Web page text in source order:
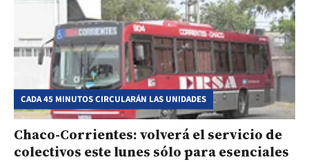
CADA 45 MINUTOS CIRCULARÁN LAS UNIDADES
Chaco-Corrientes: volverá el servicio de
colectivos este lunes sólo para esenciales